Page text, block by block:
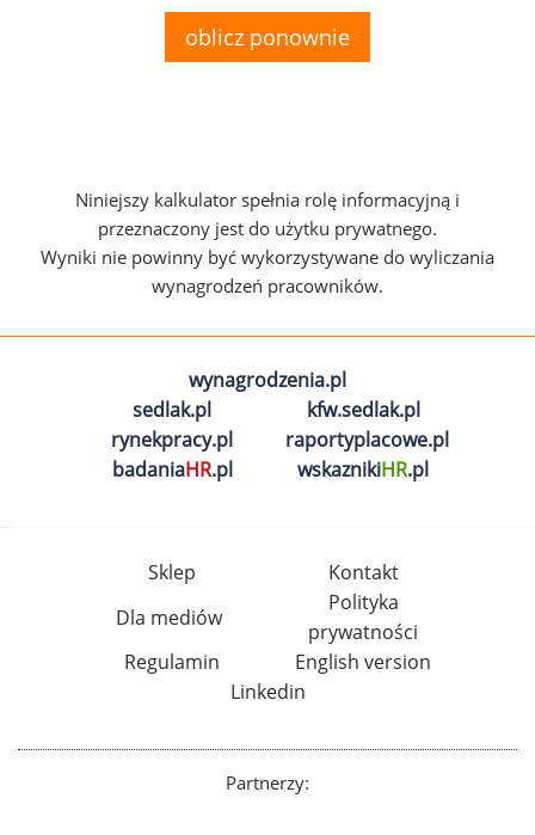
oblicz ponownie
Niniejszy kalkulator spełnia rolę informacyjną i
przeznaczony jest do użytku prywatnego.
Wyniki nie powinny być wykorzystywane do wyliczania
wynagrodzeń pracowników.
wynagrodzenia.pl
sedlak.pl
kfw.sedlak.pl
rynekpracy.pl
raportyplacowe.pl
badaniaHR.pl wskaznikiHR.pl
Sklep
Kontakt
Dla mediów
Polityka
prywatności
Regulamin
English version
Linkedin
Partnerzy: